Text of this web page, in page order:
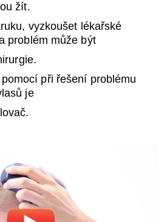
žít.
vyzkoušet lékařské
problém může být
při řešení problému
je